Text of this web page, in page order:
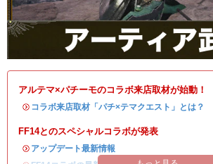
アルテマ×パチーモのコラボ来店取材が始動！
・ コラボ来店取材「パチ×テマクエスト」とは？
FF14とのスペシャルコラボが発表
・ アップデート最新情報